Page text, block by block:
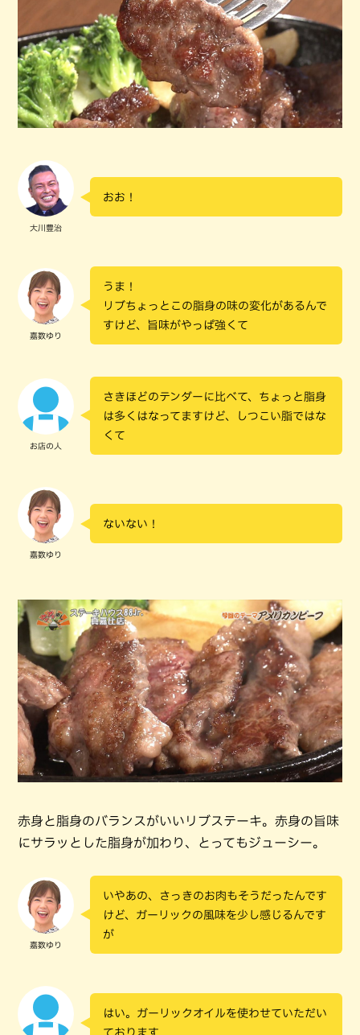
大川豊治
おお！
嘉数ゆり
うま！
リブちょっとこの脂身の味の変化があるんで
すけど、旨味がやっぱ強くて
お店の人
さきほどのテンダーに比べて、ちょっと脂身
は多くはなってますけど、しつこい脂ではな
くて
嘉数ゆり
ないない！
赤身と脂身のバランスがいいリブステーキ。赤身の旨味
にサラッとした脂身が加わり、とってもジューシー。
嘉数ゆり
いやあの、さっきのお肉もそうだったんです
けど、ガーリックの風味を少し感じるんです
が
はい。ガーリックオイルを使わせていただい